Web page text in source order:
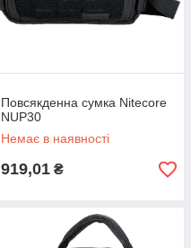
Повсякденна сумка Nitecore
NUP30
Немає в наявності
919,01 ₴